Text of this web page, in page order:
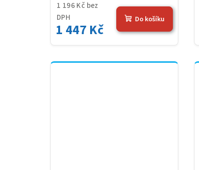
1 196 Kč bez
DPH
1 447 Kč
Do košíku